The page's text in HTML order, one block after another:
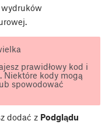
prawidłowy kod i
Niektóre kody mogą
spowodować
dodać z Podglądu